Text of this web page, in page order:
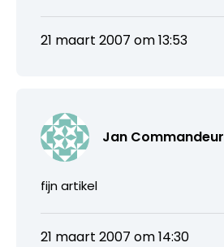
21 maart 2007 om 13:53
Jan Commandeur
fijn artikel
21 maart 2007 om 14:30